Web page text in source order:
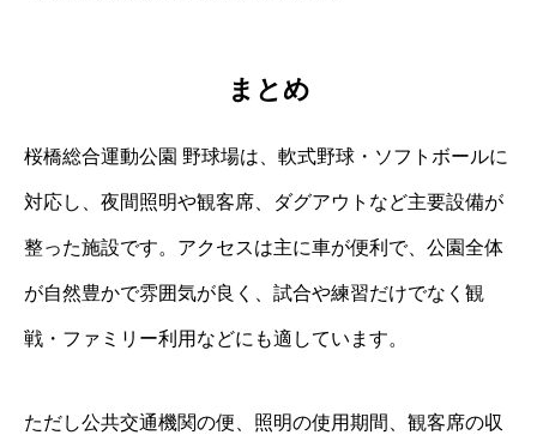
まとめ
桜橋総合運動公園 野球場は、軟式野球・ソフトボールに
対応し、夜間照明や観客席、ダグアウトなど主要設備が
整った施設です。アクセスは主に車が便利で、公園全体
が自然豊かで雰囲気が良く、試合や練習だけでなく観
戦・ファミリー利用などにも適しています。
ただし公共交通機関の便、照明の使用期間、観客席の収